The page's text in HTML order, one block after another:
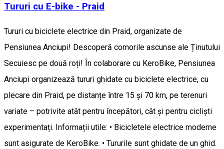
Tururi cu E-bike - Praid
Tururi cu biciclete electrice din Praid, organizate de
Pensiunea Anciupi! Descoperă comorile ascunse ale Ținutului
Secuiesc pe două roți! În colaborare cu KeroBike, Pensiunea
Anciupi organizează tururi ghidate cu biciclete electrice, cu
plecare din Praid, pe distanțe între 15 și 70 km, pe terenuri
variate – potrivite atât pentru începători, cât și pentru cicliști
experimentați. Informații utile: • Bicicletele electrice moderne
sunt asigurate de KeroBike. • Tururile sunt ghidate de un ghid.